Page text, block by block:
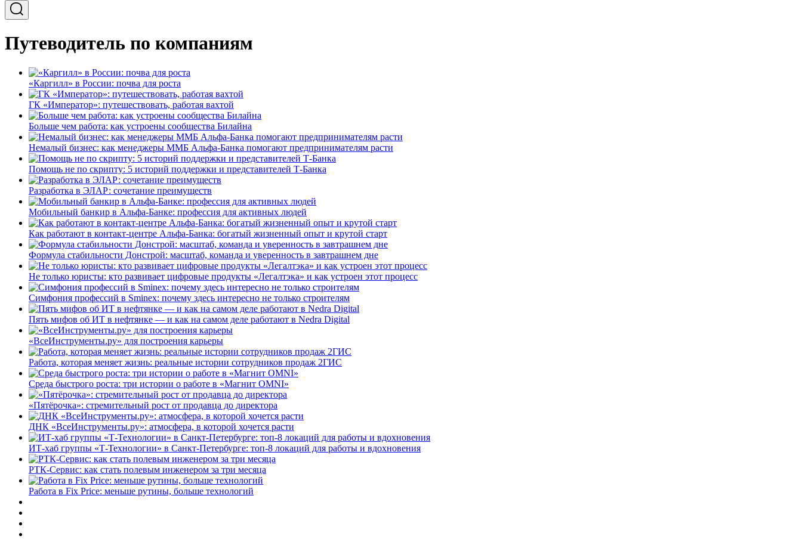
Путеводитель по компаниям
«Каргилл» в России: почва для роста
ГК «Император»: путешествовать, работая вахтой
Больше чем работа: как устроены сообщества Билайна
Немалый бизнес: как менеджеры ММБ Альфа-Банка помогают предпринимателям расти
Помощь не по скрипту: 5 историй поддержки и представителей Т-Банка
Разработка в ЭЛАР: сочетание преимуществ
Мобильный банкир в Альфа-Банке: профессия для активных людей
Как работают в контакт-центре Альфа-Банка: богатый жизненный опыт и крутой старт
Формула стабильности Донстрой: масштаб, команда и уверенность в завтрашнем дне
Не только юристы: кто развивает цифровые продукты «Легалтэка» и как устроен этот процесс
Симфония профессий в Sminex: почему здесь интересно не только строителям
Пять мифов об ИТ в нефтянке — и как на самом деле работают в Nedra Digital
«ВсеИнструменты.ру» для построения карьеры
Работа, которая меняет жизнь: реальные истории сотрудников продаж 2ГИС
Среда быстрого роста: три истории о работе в «Магнит OMNI»
«Пятёрочка»: стремительный рост от продавца до директора
ДНК «ВсеИнструменты.ру»: атмосфера, в которой хочется расти
ИТ-хаб группы «Т-Технологии» в Санкт-Петербурге: топ-8 локаций для работы и вдохновения
РТК-Сервис: как стать полевым инженером за три месяца
Работа в Fix Price: меньше рутины, больше технологий